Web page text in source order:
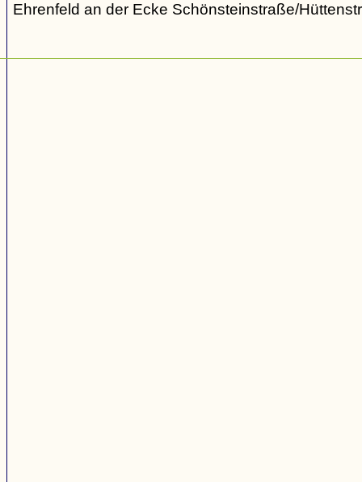
Ehrenfeld an der Ecke Schönsteinstraße/